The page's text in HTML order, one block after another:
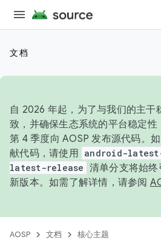
文档
自 2026 年起，为了与我们的主干
致，并确保生态系统的平台稳定
第 4 季度向 AOSP 发布源代码。
献代码，请使用 android-
latest-release 清单分支将始
新版本。如需了解详情，请参阅
AOSP 文档 核心主题